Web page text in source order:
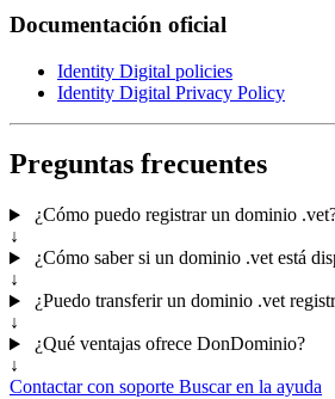
Documentación oficial
Identity Digital policies
Identity Digital Privacy Policy
Preguntas frecuentes
¿Cómo puedo registrar un dominio
↓
¿Cómo saber si un dominio .vet está
↓
¿Puedo transferir un dominio .vet
↓
¿Qué ventajas ofrece DonDominio?
↓
Contactar con soporte Buscar en la ayuda